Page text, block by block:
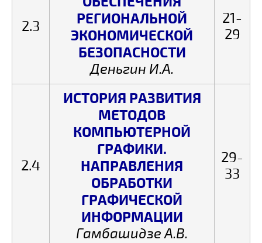
2.3
РЕГИОНАЛЬНОЙ
ЭКОНОМИЧЕСКОЙ
БЕЗОПАСНОСТИ
Деньгин И.А.
21-
29
2.4
ИСТОРИЯ РАЗВИТИЯ
МЕТОДОВ
КОМПЬЮТЕРНОЙ
ГРАФИКИ.
НАПРАВЛЕНИЯ
ОБРАБОТКИ
ГРАФИЧЕСКОЙ
ИНФОРМАЦИИ
Гамбашидзе А.В.
29-
33